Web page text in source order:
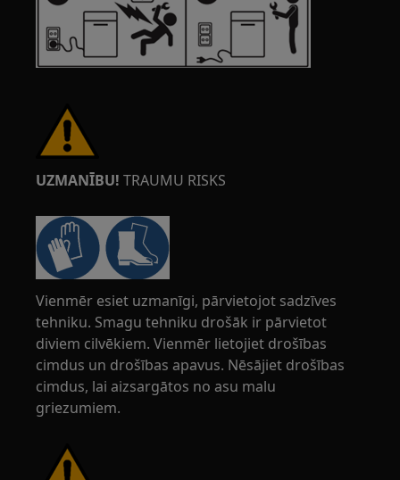
UZMANĪBU! TRAUMU RISKS
Vienmēr esiet uzmanīgi, pārvietojot sadzīves
tehniku. Smagu tehniku drošāk ir pārvietot
diviem cilvēkiem. Vienmēr lietojiet drošības
cimdus un drošības apavus. Nēsājiet drošības
cimdus, lai aizsargātos no asu malu
griezumiem.